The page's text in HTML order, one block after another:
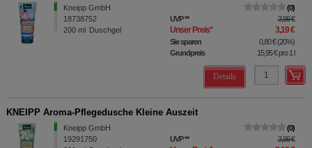
Kneipp GmbH
18738752
200 ml Duschgel
0
UVP** 3,99 €
Unser Preis* 3,19 €
Sie sparen 0,80 €(20%)
Grundpreis
15,95 €pro 1 l
Details
KNEIPP Aroma-Pflegedusche Kleine Auszeit
Kneipp GmbH
19291750
0
UVP** 3,99 €